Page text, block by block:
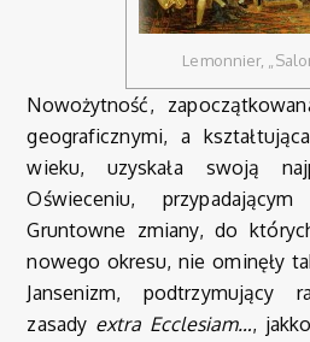
Lemonnier,
Nowożytność,
geograficznymi, a
wieku, uzyskała swoją
Oświeceniu,
Gruntowne zmiany, do
nowego okresu, nie ominęły
Jansenizm, podtrzymujący
zasady extra Ecclesiam…,